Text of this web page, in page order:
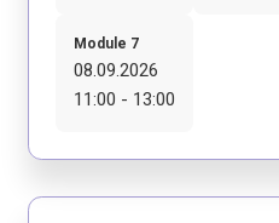
Module 7
08.09.2026
11:00 - 13:00